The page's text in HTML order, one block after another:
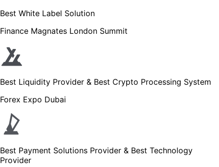
Best White Label Solution
Finance Magnates London Summit
Best Liquidity Provider & Best Crypto Processing System
Forex Expo Dubai
Best Payment Solutions Provider & Best Technology
Provider